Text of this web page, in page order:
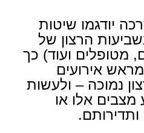
יודגמו שיטות
הרצון של
מטופלים ועוד) כך
אירועים
נמוכה – ולעשות
מצבים אלו או